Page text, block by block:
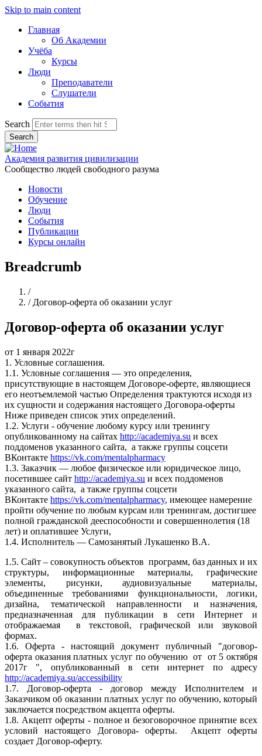
Skip to main content
Главная
Об Академии
Учёба
Курсы
Люди
Преподаватели
Слушатели
События
Search
Академия развития цивилизации
Сообщество людей свободного разума
Новости
Обучение
Люди
События
Публикации
Курсы онлайн
Breadcrumb
/Home
/ Договор-оферта об оказании услуг
Договор-оферта об оказании услуг
от 1 января 2022г
1. Условные соглашения.
1.1. Условные соглашения — это определения,
присутствующие в настоящем Договоре-оферте, являющиеся
его неотъемлемой частью Определения трактуются исходя из
их сущности и содержания настоящего Договора-оферты
Ниже приведен список этих определений.
1.2. Услуги - обучение любому курсу или тренингу
опубликованному на сайтах http://academiya.su и всех
поддоменов указанного сайта, а также группы соцсети
ВКонтакте https://vk.com/mentalpharmacy
1.3. Заказчик — любое физическое или юридическое лицо,
посетившее сайт http://academiya.su и всех поддоменов
указанного сайта, а также группы соцсети
ВКонтакте https://vk.com/mentalpharmacy, имеющее намерение
пройти обучение по любым курсам или тренингам, достигшее
полной гражданской дееспособности и совершеннолетия (18
лет) и оплатившее Услуги,
1.4. Исполнитель — Самозанятый Лукашенко В.А.
1.5. Сайт – совокупность объектов программ, баз данных и их
структуры, информационные материалы, графические
элементы, рисунки, аудиовизуальные материалы,
объединенные требованиями функциональности, логики,
дизайна, тематической направленности и назначения,
предназначенная для публикации в сети Интернет и
отображаемая в текстовой, графической или звуковой
формах.
1.6. Оферта - настоящий документ публичный "договор-
оферта оказания платных услуг по обучению от от 5 октября
2017г ", опубликованный в сети интернет по адресу
http://academiya.su/accessibility
1.7. Договор-оферта - договор между Исполнителем и
Заказчиком об оказании платных услуг по обучению, который
заключается посредством акцепта оферты.
1.8. Акцепт оферты - полное и безоговорочное принятие всех
условий настоящего Договора- оферты. Акцепт оферты
создает Договор-оферту.